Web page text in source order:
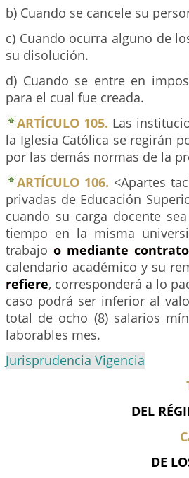
b) Cuando se cancele su
c) Cuando ocurra alguno de
su disolución.
d) Cuando se entre en
para el cual fue creada.
ARTÍCULO 105. Las
la Iglesia Católica se regirán
por las demás normas de la
ARTÍCULO 106. <Apartes
privadas de Educación
cuando su carga docente
tiempo en la misma
trabajo o mediante
calendario académico y su
refiere, corresponderá a lo
caso podrá ser inferior al
total de ocho (8) salarios
laborables mes.
Jurisprudencia Vigencia
DEL
DE